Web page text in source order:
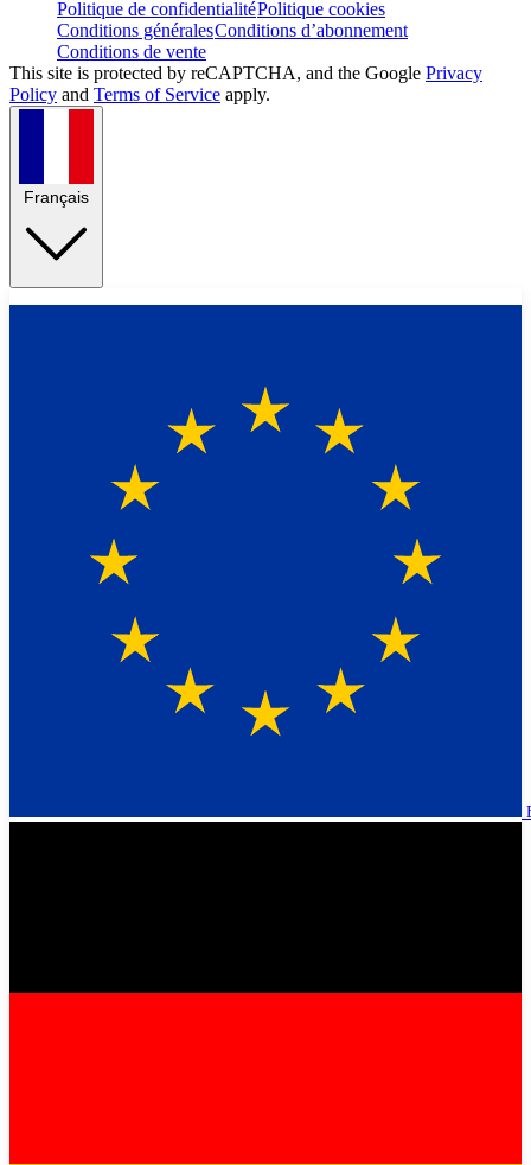
Politique de confidentialitéPolitique cookies
Conditions généralesConditions d’abonnement
Conditions de vente
This site is protected by reCAPTCHA, and the Google Privacy
Policy and Terms of Service apply.
Français